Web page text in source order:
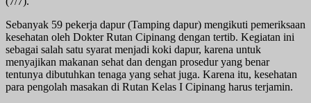
Sebanyak 59 pekerja dapur (Tamping dapur) mengikuti pemeriksaan
kesehatan oleh Dokter Rutan Cipinang dengan tertib. Kegiatan ini
sebagai salah satu syarat menjadi koki dapur, karena untuk
menyajikan makanan sehat dan dengan prosedur yang benar
tentunya dibutuhkan tenaga yang sehat juga. Karena itu, kesehatan
para pengolah masakan di Rutan Kelas I Cipinang harus terjamin.